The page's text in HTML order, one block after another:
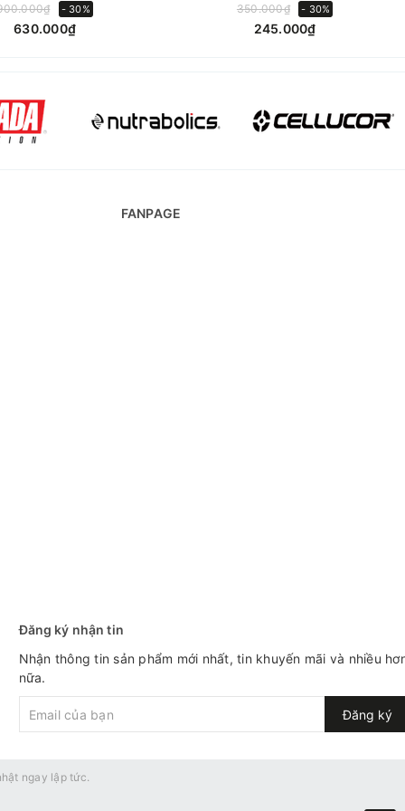
WHEYSINHVIEN để trải nghiệm cũng như được tư vấn khi
- 30%
630.000₫
350.000₫ - 30%
245.000₫
FANPAGE
Đăng ký nhận tin
Nhận thông tin sản phẩm mới nhất, tin khuyến mãi và nhiều
nữa.
Đăng ký
ngay lập tức.